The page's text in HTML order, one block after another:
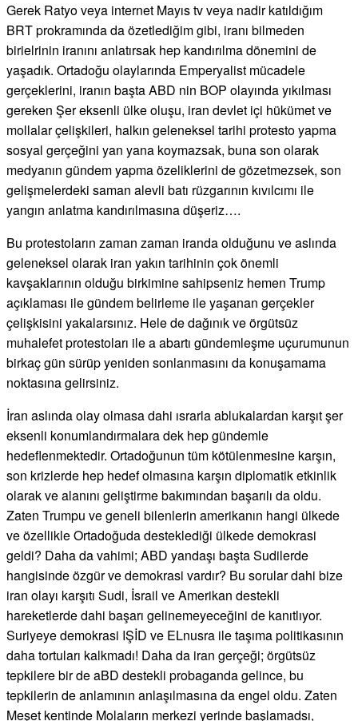
Gerek Ratyo veya internet Mayıs tv veya nadir katıldığım
BRT prokramında da özetlediğim gibi, iranı bilmeden
birielrinin iranını anlatırsak hep kandırılma dönemini de
yaşadık. Ortadoğu olaylarında Emperyalist mücadele
gerçeklerini, iranın başta ABD nin BOP olayında yıkılması
gereken Şer eksenli ülke oluşu, iran devlet içi hükümet ve
mollalar çelişkileri, halkın geleneksel tarihi protesto yapma
sosyal gerçeğini yan yana koymazsak, buna son olarak
medyanın gündem yapma özeliklerini de gözetmezsek, son
gelişmelerdeki saman alevli batı rüzgarının kıvılcımı ile
yangın anlatma kandırılmasına düşeriz….
Bu protestoların zaman zaman iranda olduğunu ve aslında
geleneksel olarak iran yakın tarihinin çok önemli
kavşaklarının olduğu birkimine sahipseniz hemen Trump
açıklaması ile gündem belirleme ile yaşanan gerçekler
çelişkisini yakalarsınız. Hele de dağınık ve örgütsüz
muhalefet protestoları ile a abartı gündemleşme uçurumunun
birkaç gün sürüp yeniden sonlanmasını da konuşamama
noktasına gelirsiniz.
İran aslında olay olmasa dahi ısrarla ablukalardan karşıt şer
eksenli konumlandırmalara dek hep gündemle
hedeflenmektedir. Ortadoğunun tüm kötülenmesine karşın,
son krizlerde hep hedef olmasına karşın diplomatik etkinlik
olarak ve alanını geliştirme bakımından başarılı da oldu.
Zaten Trumpu ve geneli bilenlerin amerikanın hangi ülkede
ve özellikle Ortadoğuda desteklediği ülkede demokrasi
geldi? Daha da vahimi; ABD yandaşı başta Sudilerde
hangisinde özgür ve demokrasi vardır? Bu sorular dahi bize
iran olayı karşıtı Sudi, İsrail ve Amerikan destekli
hareketlerde dahi başarı gelinemeyeceğini de kanıtlıyor.
Suriyeye demokrasi IŞİD ve ELnusra ile taşıma politikasının
daha tortuları kalkmadı! Daha da iran gerçeği; örgütsüz
tepkilere bir de aBD destekli probaganda gelince, bu
tepkilerin de anlamının anlaşılmasına da engel oldu. Zaten
Meşet kentinde Molaların merkezi yerinde başlamadsı,